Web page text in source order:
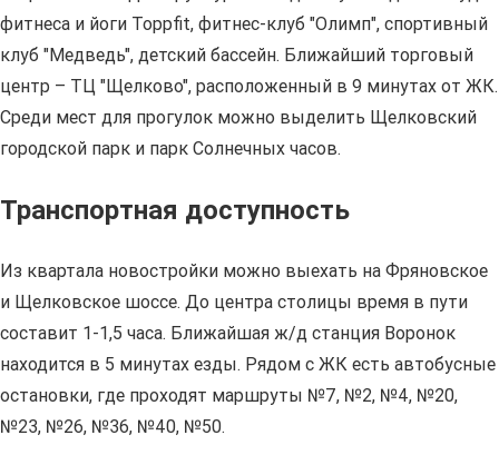
фитнеса и йоги Toppfit, фитнес-клуб "Олимп", спортивный
клуб "Медведь", детский бассейн. Ближайший торговый
центр – ТЦ "Щелково", расположенный в 9 минутах от ЖК.
Среди мест для прогулок можно выделить Щелковский
городской парк и парк Солнечных часов.
Транспортная доступность
Из квартала новостройки можно выехать на Фряновское
и Щелковское шоссе. До центра столицы время в пути
составит 1-1,5 часа. Ближайшая ж/д станция Воронок
находится в 5 минутах езды. Рядом с ЖК есть автобусные
остановки, где проходят маршруты №7, №2, №4, №20,
№23, №26, №36, №40, №50.